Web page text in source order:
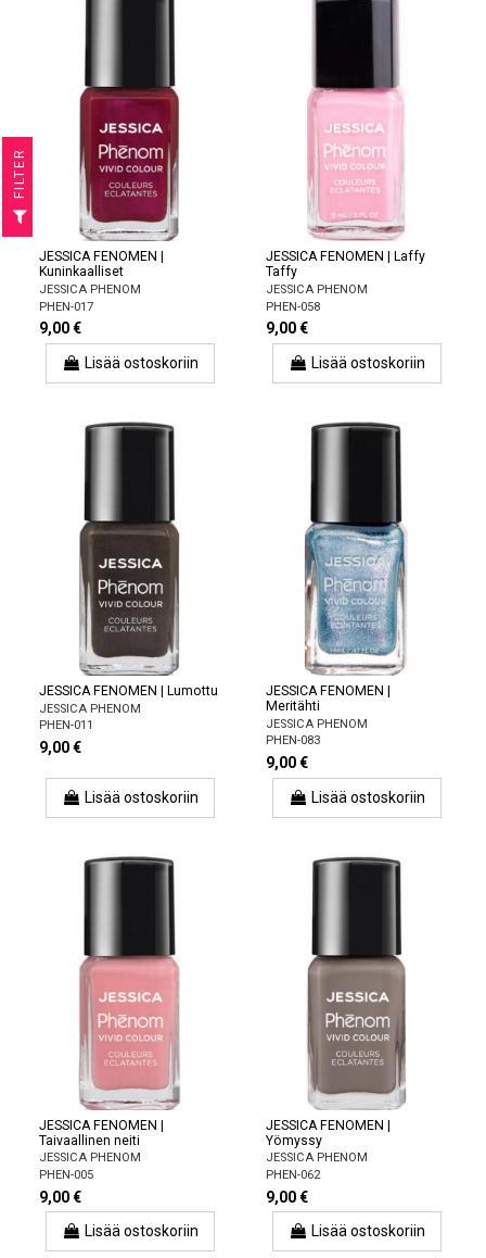
JESSICA FENOMEN |
Kuninkaalliset
JESSICA PHENOM
PHEN-017
9,00 €
Lisää ostoskoriin
JESSICA FENOMEN | Laffy
Taffy
JESSICA PHENOM
PHEN-058
9,00 €
Lisää ostoskoriin
JESSICA FENOMEN | Lumottu
JESSICA PHENOM
PHEN-011
9,00 €
Lisää ostoskoriin
JESSICA FENOMEN |
Meritähti
JESSICA PHENOM
PHEN-083
9,00 €
Lisää ostoskoriin
JESSICA FENOMEN |
Taivaallinen neiti
JESSICA PHENOM
PHEN-005
9,00 €
Lisää ostoskoriin
JESSICA FENOMEN |
Yömyssy
JESSICA PHENOM
PHEN-062
9,00 €
Lisää ostoskoriin
R